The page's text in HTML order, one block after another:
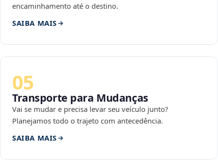
encaminhamento até o destino.
SAIBA MAIS
05
Transporte para Mudanças
Vai se mudar e precisa levar seu veículo junto?
Planejamos todo o trajeto com antecedência.
SAIBA MAIS